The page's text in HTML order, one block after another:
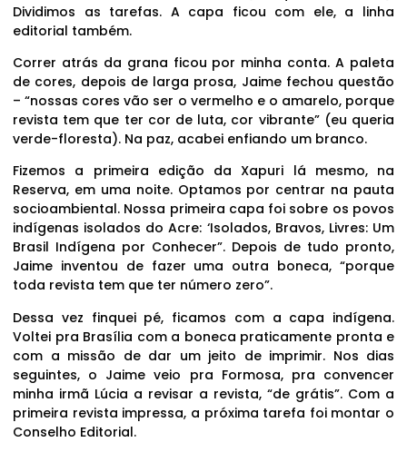
Dividimos as tarefas. A capa ficou com ele, a linha
editorial também.
Correr atrás da grana ficou por minha conta. A paleta
de cores, depois de larga prosa, Jaime fechou questão
– “nossas cores vão ser o vermelho e o amarelo, porque
revista tem que ter cor de luta, cor vibrante” (eu queria
verde-floresta). Na paz, acabei enfiando um branco.
Fizemos a primeira edição da Xapuri lá mesmo, na
Reserva, em uma noite. Optamos por centrar na pauta
socioambiental. Nossa primeira capa foi sobre os povos
indígenas isolados do Acre: ‘Isolados, Bravos, Livres: Um
Brasil Indígena por Conhecer”. Depois de tudo pronto,
Jaime inventou de fazer uma outra boneca, “porque
toda revista tem que ter número zero”.
Dessa vez finquei pé, ficamos com a capa indígena.
Voltei pra Brasília com a boneca praticamente pronta e
com a missão de dar um jeito de imprimir. Nos dias
seguintes, o Jaime veio pra Formosa, pra convencer
minha irmã Lúcia a revisar a revista, “de grátis”. Com a
primeira revista impressa, a próxima tarefa foi montar o
Conselho Editorial.